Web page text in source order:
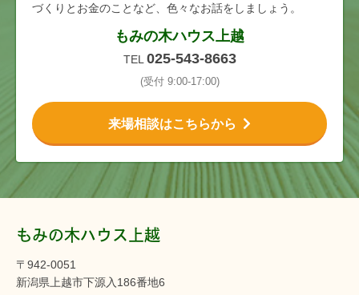
づくりとお金のことなど、色々なお話をしましょう。
もみの木ハウス上越
TEL 025-543-8663
(受付 9:00-17:00)
来場相談はこちらから
もみの木ハウス上越
〒942-0051
新潟県上越市下源入186番地6